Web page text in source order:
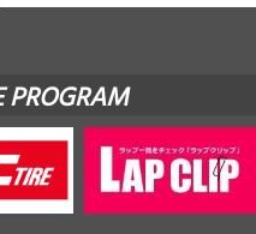
PROGRAM